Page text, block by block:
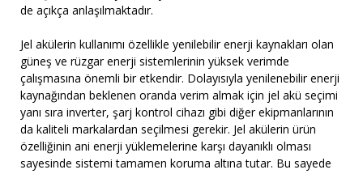
de açıkça anlaşılmaktadır.
Jel akülerin kullanımı özellikle yenilebilir enerji kaynakları olan
güneş ve rüzgar enerji sistemlerinin yüksek verimde
çalışmasına önemli bir etkendir. Dolayısıyla yenilenebilir enerji
kaynağından beklenen oranda verim almak için jel akü seçimi
yanı sıra inverter, şarj kontrol cihazı gibi diğer ekipmanlarının
da kaliteli markalardan seçilmesi gerekir. Jel akülerin ürün
özelliğinin ani enerji yüklemelerine karşı dayanıklı olması
sayesinde sistemi tamamen koruma altına tutar. Bu sayede